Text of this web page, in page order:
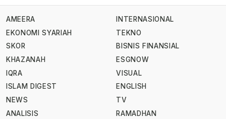
AMEERA
EKONOMI SYARIAH
SKOR
KHAZANAH
IQRA
ISLAM DIGEST
NEWS
ANALISIS
INTERNASIONAL
TEKNO
BISNIS FINANSIAL
ESGNOW
VISUAL
ENGLISH
TV
RAMADHAN